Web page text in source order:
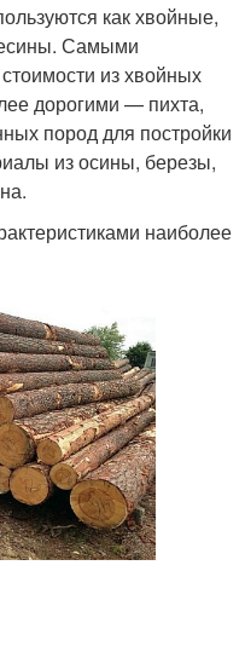
как хвойные,
Самыми
из хвойных
дорогими — пихта,
пород для постройки
из осины, березы,
наиболее